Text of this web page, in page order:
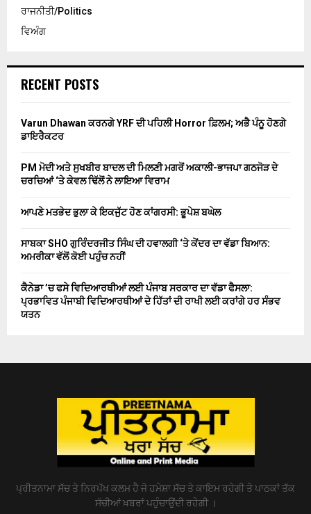
ਰਾਜਨੀਤੀ/Politics
ਵਿਅੰਗ
RECENT POSTS
Varun Dhawan ਕਰਨਗੇ YRF ਦੀ ਪਹਿਲੀ Horror ਫ਼ਿਲਮ; ਅਭੈ ਪੰਨੂ ਹੋਣਗੇ
ਡਾਇਰੈਕਟਰ
PM ਮੋਦੀ ਅਤੇ ਸੁਖਬੀਰ ਬਾਦਲ ਦੀ ਮਿਲਣੀ ਮਗਰੋਂ ਅਕਾਲੀ-ਭਾਜਪਾ ਗਠਜੋੜ ਦੇ
ਚਰਚਿਆਂ ‘ਤੇ ਕੇਵਲ ਢਿੱਲੋਂ ਨੇ ਲਾਇਆ ਵਿਰਾਮ
ਆਪਣੇ ਮਤਭੇਦ ਭੁਲਾ ਕੇ ਇਕਜੁੱਟ ਹੋਣ ਕਾਂਗਰਸੀ: ਭੂਪੇਸ਼ ਬਘੇਲ
ਸਾਬਕਾ SHO ਗੁਰਿੰਦਰਜੀਤ ਸਿੰਘ ਦੀ ਹਵਾਲਗੀ ‘ਤੇ ਕੇਂਦਰ ਦਾ ਵੱਡਾ ਬਿਆਨ:
ਅਮਰੀਕਾ ਵੱਲੋਂ ਕੋਈ ਪਹੁੰਚ ਨਹੀਂ
ਕੈਨੇਡਾ ’ਚ ਫਸੇ ਵਿਦਿਆਰਥੀਆਂ ਲਈ ਪੰਜਾਬ ਸਰਕਾਰ ਦਾ ਵੱਡਾ ਫੈਸਲਾ:
ਪ੍ਰਭਾਵਿਤ ਪੰਜਾਬੀ ਵਿਦਿਆਰਥੀਆਂ ਦੇ ਹਿੱਤਾਂ ਦੀ ਰਾਖੀ ਲਈ ਕਰਾਂਗੇ ਹਰ ਸੰਭਵ
ਯਤਨ
ਪ੍ਰੀਤਨਾਮਾ ਸੱਚ ਤੇ ਨਿਰਪੱਖ ਕਲਮ ਹੈ ਜੋ ਹਮੇਸ਼ਾ ਸੱਚ ਤੇ ਕਾਇਮ ਰਹੇਗੀ ਤੇ ਪਾਠਕਾਂ ਤੱਕ
ਸੱਚੀਆਂ ਖ਼ਬਰਾਂ ਪਹੁੰਚਾਉਂਦੀ ਰਹੇਗੀ ।